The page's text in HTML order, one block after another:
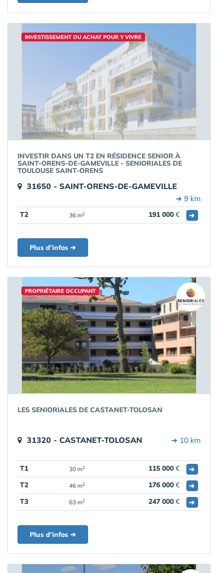
INVESTISSEMENT OU ACHAT POUR Y VIVRE
INVESTIR DANS UN T2 EN RÉSIDENCE SENIOR À
SAINT-ORENS-DE-GAMEVILLE - SENIORIALES DE
TOULOUSE SAINT-ORENS
31650 - SAINT-ORENS-DE-GAMEVILLE
➔ 9 km
T2 36 m2 191 000 € ➔
Plus d'infos ➔
PROPRIÉTAIRE OCCUPANT
LES SENIORIALES DE CASTANET-TOLOSAN
31320 - CASTANET-TOLOSAN ➔ 10 km
T1 30 m2 115 000 €
➔
T2
46 m2 176 000 €
➔
T3
63 m2 247 000 € ➔
Plus d'infos ➔